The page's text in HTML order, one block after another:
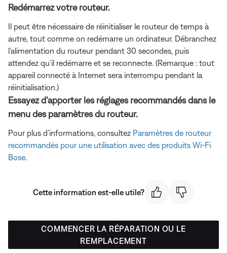
Redémarrez votre routeur.
Il peut être nécessaire de réinitialiser le routeur de temps à
autre, tout comme on redémarre un ordinateur. Débranchez
l’alimentation du routeur pendant 30 secondes, puis
attendez qu’il redémarre et se reconnecte. (Remarque : tout
appareil connecté à Internet sera interrompu pendant la
réinitialisation.)
Essayez d’apporter les réglages recommandés dans le
menu des paramètres du routeur.
Pour plus d’informations, consultez Paramètres de routeur
recommandés pour une utilisation avec des produits Wi-Fi
Bose.
Cette information est-elle utile?
COMMENCER LA RÉPARATION OU LE
REMPLACEMENT